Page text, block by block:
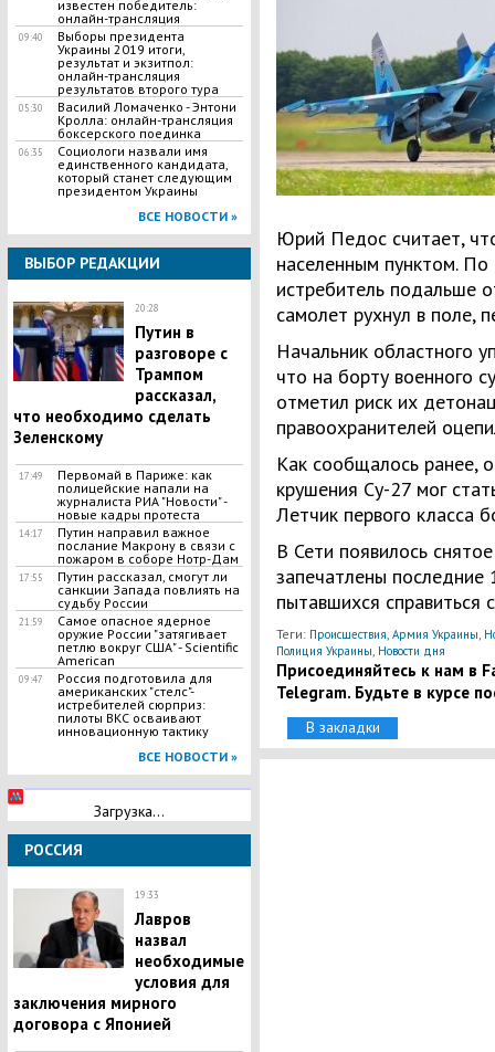
известен победитель:
онлайн-трансляция
09:40
Выборы президента
Украины 2019 итоги,
результат и экзитпол:
онлайн-трансляция
результатов второго тура
05:30
Василий Ломаченко - Энтони
Кролла: онлайн-трансляция
боксерского поединка
06:35
Социологи назвали имя
единственного кандидата,
который станет следующим
президентом Украины
ВСЕ НОВОСТИ »
ВЫБОР РЕДАКЦИИ
20:28
Путин в
разговоре с
Трампом
рассказал,
что необходимо сделать
Зеленскому
17:49
Первомай в Париже: как
полицейские напали на
журналиста РИА "Новости" -
новые кадры протеста
14:17
Путин направил важное
послание Макрону в связи с
пожаром в соборе Нотр-Дам
17:55
Путин рассказал, смогут ли
санкции Запада повлиять на
судьбу России
21:59
Самое опасное ядерное
оружие России "затягивает
петлю вокруг США" - Scientific
American
09:47
Россия подготовила для
американских "стелс"-
истребителей сюрприз:
пилоты ВКС осваивают
инновационную тактику
ВСЕ НОВОСТИ »
Загрузка...
РОССИЯ
19:33
Лавров
назвал
необходимые
условия для
заключения мирного
договора с Японией
Юрий Педос считает,
населенным пунктом.
истребитель подальше
самолет рухнул в поле,
Начальник областного
что на борту военного
отметил риск их
правоохранителей
Как сообщалось ранее,
крушения Су-27 мог
Летчик первого класса
В Сети появилось
запечатлены последние
пытавшихся справиться
Теги: Происшествия, Армия Украины,
Полиция Украины, Новости дня
Присоединяйтесь к нам в
Telegram. Будьте в курсе
В закладки